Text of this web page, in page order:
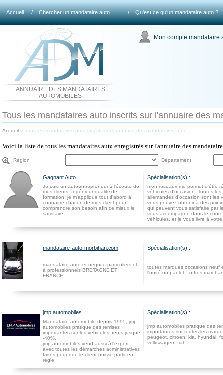
Accueil / Chercher un mandataire auto / Qu'est ce qu'un mandataire auto ?
ANNUAIRE DES MANDATAIRES
AUTOMOBILES
Mon compte mandataire
Tous les mandataires auto inscrits sur l'annuaire des
Accueil > Tous les mandataires auto inscrits sur l'annuaire des mandataires auto
Voici la liste de tous les mandataires auto enregistrés sur l'annuaire des
Région Département
Gagnant Auto
Je suis un autoentrepreneur à l'écoute de
mes clients. Ingénieur qualité de
formation, je m'applique tout d'abord à
connaitre chacun de mes client pour
comprendre son besoin afin de mieux le
satisfaire.
Spécialisation(s) :
mon réseaux me permet d'être
véhicules d'occasion. Toutes les
allemandes d'occasion sont les
vous pouvez obtenir à des prix
qui peuvent vous satisfaire par
vous accompagne dans le choix
véhicules, et je vous livre à votre
mandataire-auto-morbihan.com
mandataire auto et négoce particuliers et
à professionnels BRETAGNE ET
FRANCE.
Spécialisation(s) :
toutes marques occasions neuf
l'unité ou par lot " offres
jmp automobiles
Mandataire automobile depuis 1995, jmp
automobiles pratique des remises
importantes sur les véhicules neufs jusque
-40%.
jmp automobiles vend aussi à l'export
avec toutes les démarches administratives
faites pour que le client puisse partir en
règle
Spécialisation(s) :
jmp automobiles pratique des
importantes sur toutes les
peugeot, citroen, kia, hyundai,
volkswagen, fiat